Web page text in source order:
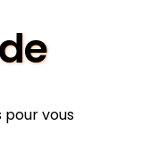
pour vous